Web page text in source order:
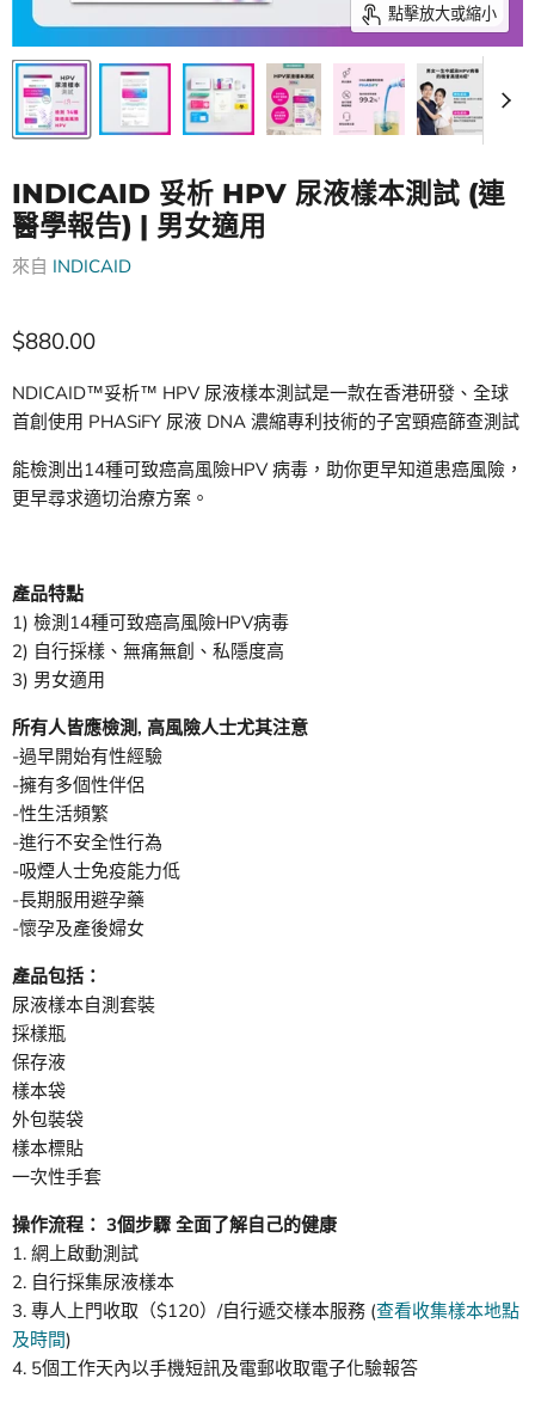
點擊放大或縮小
INDICAID 妥析 HPV 尿液樣本測試 (連
醫學報告) | 男女適用
來自 INDICAID
現價
$880.00
NDICAID™妥析™ HPV 尿液樣本測試是一款在香港研發、全球
首創使用 PHASiFY 尿液 DNA 濃縮專利技術的子宮頸癌篩查測試
能檢測出14種可致癌高風險HPV 病毒，助你更早知道患癌風險，
更早尋求適切治療方案。
產品特點
1) 檢測14種可致癌高風險HPV病毒
2) 自行採樣、無痛無創、私隱度高
3) 男女適用
所有人皆應檢測, 高風險人士尤其注意
-過早開始有性經驗
-擁有多個性伴侶
-性生活頻繁
-進行不安全性行為
-吸煙人士免疫能力低
-長期服用避孕藥
-懷孕及產後婦女
產品包括：
尿液樣本自測套裝
採樣瓶
保存液
樣本袋
外包裝袋
樣本標貼
一次性手套
操作流程： 3個步驟 全面了解自己的健康
1. 網上啟動測試
2. 自行採集尿液樣本
3. 專人上門收取（$120）/自行遞交樣本服務 (查看收集樣本地點
及時間)
4. 5個工作天內以手機短訊及電郵收取電子化驗報答